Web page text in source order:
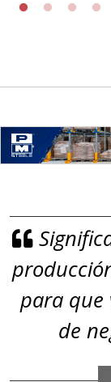
para que
de